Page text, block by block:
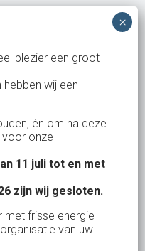
plezier een groot
wij een
én om na deze
onze
11 juli tot en met
zijn wij gesloten.
met frisse energie
van uw